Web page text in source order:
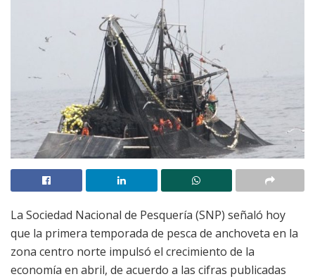
La Sociedad Nacional de Pesquería (SNP) señaló hoy
que la primera temporada de pesca de anchoveta en la
zona centro norte impulsó el crecimiento de la
economía en abril, de acuerdo a las cifras publicadas